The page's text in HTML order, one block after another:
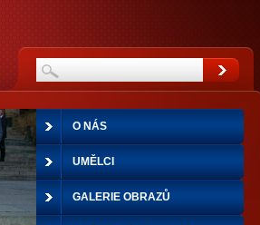
O NÁS
UMĚLCI
GALERIE OBRAZŮ